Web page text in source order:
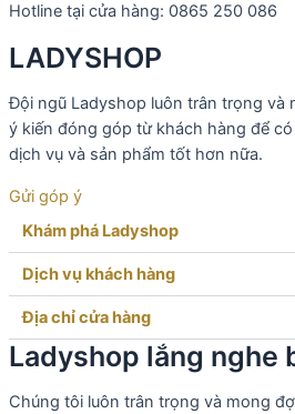
Hotline tại cửa hàng: 0865 250 086
LADYSHOP
Đội ngũ Ladyshop luôn trân trọng và
ý kiến đóng góp từ khách hàng để
dịch vụ và sản phẩm tốt hơn nữa.
Gửi góp ý
Khám phá Ladyshop​
Dịch vụ khách hàng​
Địa chỉ cửa hàng
Ladyshop lắng nghe
Chúng tôi luôn trân trọng và mong